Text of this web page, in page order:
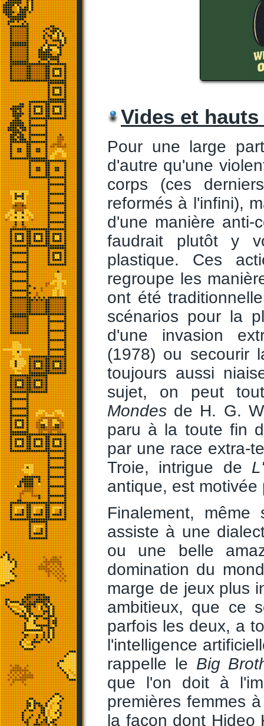
Vides et
Pour une large
d'autre qu'une
corps (ces
reformés à l'infini),
d'une manière anti-
faudrait plutôt y
plastique. Ces
regroupe les
ont été
scénarios pour la
d'une invasion
(1978) ou secourir
toujours aussi
sujet, on peut
Mondes de H. G.
paru à la toute fin
par une race extra-
Troie, intrigue de
antique, est
Finalement,
assiste à une
ou une belle
domination du
marge de jeux plus
ambitieux, que ce
parfois les deux, a
l'intelligence
rappelle le Big
que l'on doit à
premières femmes
la façon dont Hideo